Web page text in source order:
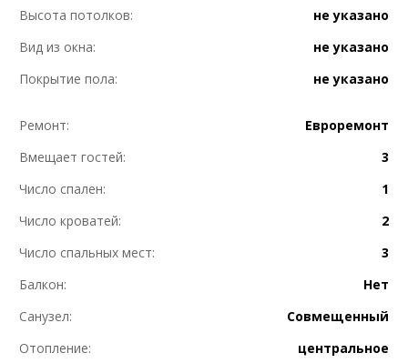
Высота потолков:
не указано
Вид из окна:
не указано
Покрытие пола:
не указано
Ремонт:
Евроремонт
Вмещает гостей:
3
Число спален:
1
Число кроватей:
2
Число спальных мест:
3
Балкон:
Нет
Санузел:
Совмещенный
Отопление:
центральное